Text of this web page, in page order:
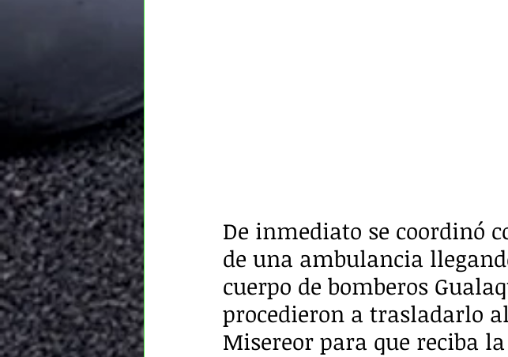
De inmediato se coordinó
de una ambulancia
cuerpo de bomberos
procedieron a trasladarlo
Misereor para que reciba